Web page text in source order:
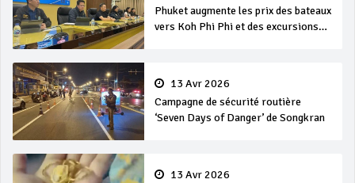
Phuket augmente les prix des bateaux
vers Koh Phi Phi et des excursions
13 Avr 2026
Campagne de sécurité routière
‘Seven Days of Danger’ de Songkran
13 Avr 2026